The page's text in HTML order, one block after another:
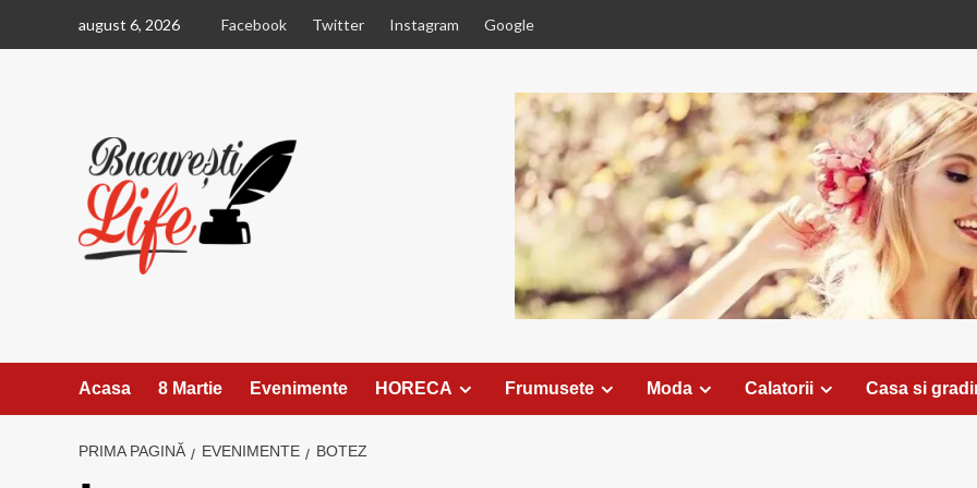
august 6, 2026 Facebook Twitter Instagram Google
Acasa 8 Martie Evenimente HORECA Frumusete Moda Calatorii Casa si
PRIMA PAGINĂ EVENIMENTE BOTEZ